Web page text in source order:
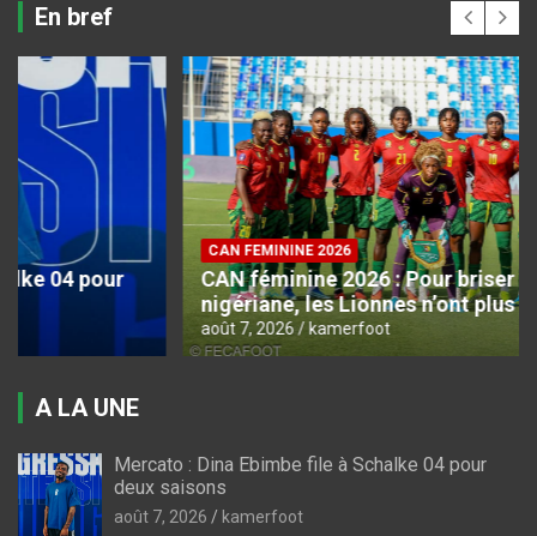
En bref
CAN FEMININE 2026
CAN féminine 2026 : Pour briser la bête noire
nigériane, les Lionnes n’ont plus le choix
kamerfoot
A LA UNE
Mercato : Dina Ebimbe file à Schalke 04 pour
deux saisons
août 7, 2026 kamerfoot